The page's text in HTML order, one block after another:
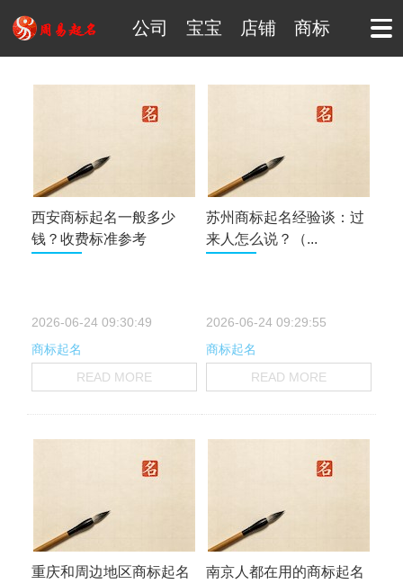
公司 宝宝 店铺 商标
西安商标起名一般多少
钱？收费标准参考
2026-06-24 09:30:49
商标起名
READ MORE
苏州商标起名经验谈：过
来人怎么说？（...
2026-06-24 09:29:55
商标起名
READ MORE
重庆和周边地区商标起名
南京人都在用的商标起名